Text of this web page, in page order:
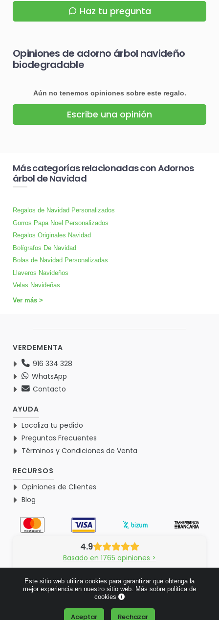
Haz tu pregunta
Opiniones de adorno árbol navideño
biodegradable
Aún no tenemos opiniones sobre este regalo.
Escribe una opinión
Más categorías relacionadas con Adornos
árbol de Navidad
Regalos de Navidad Personalizados
Gorros Papa Noel Personalizados
Regalos Originales Navidad
Bolígrafos De Navidad
Bolas de Navidad Personalizadas
Llaveros Navideños
Velas Navideñas
Ver más >
VERDEMENTA
916 334 328
WhatsApp
Contacto
AYUDA
Localiza tu pedido
Preguntas Frecuentes
Términos y Condiciones de Venta
RECURSOS
Opiniones de Clientes
Blog
4.9
Basado en 1765 opiniones >
© 2026 Verdementa.es - Todos los derechos reservados.
Este sitio web utiliza cookies para garantizar que obtenga la
mejor experiencia en nuestro sitio web. Más sobre politica de
cookies
Aceptar Rechazar